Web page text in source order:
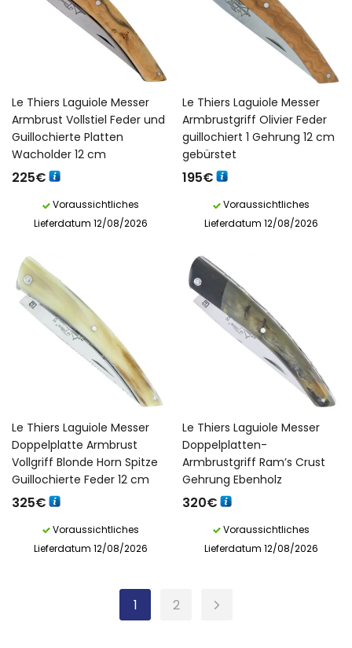
Le Thiers Laguiole Messer
Armbrust Vollstiel Feder und
Guillochierte Platten
Wacholder 12 cm
225€
Voraussichtliches
Lieferdatum 12/08/2026
Le Thiers Laguiole Messer
Armbrustgriff Olivier Feder
guillochiert 1 Gehrung 12 cm
gebürstet
195€
Voraussichtliches
Lieferdatum 12/08/2026
Le Thiers Laguiole Messer
Doppelplatte Armbrust
Vollgriff Blonde Horn Spitze
Guillochierte Feder 12 cm
325€
Voraussichtliches
Lieferdatum 12/08/2026
Le Thiers Laguiole Messer
Doppelplatten-
Armbrustgriff Ram’s Crust
Gehrung Ebenholz
320€
Voraussichtliches
Lieferdatum 12/08/2026
1 2